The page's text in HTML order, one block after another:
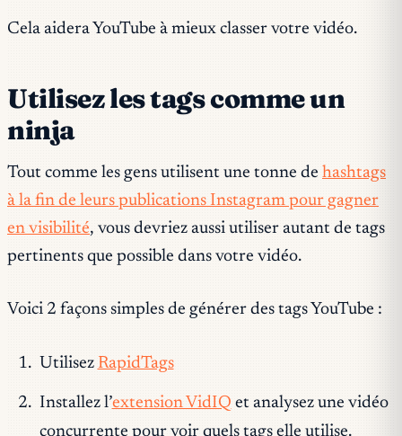
Cela aidera YouTube à mieux classer votre vidéo.
Utilisez les tags comme un
ninja
Tout comme les gens utilisent une tonne de hashtags
à la fin de leurs publications Instagram pour gagner
en visibilité, vous devriez aussi utiliser autant de tags
pertinents que possible dans votre vidéo.
Voici 2 façons simples de générer des tags YouTube :
Utilisez RapidTags
Installez l’extension VidIQ et analysez une vidéo
concurrente pour voir quels tags elle utilise.